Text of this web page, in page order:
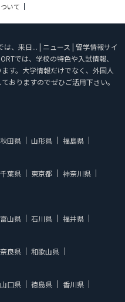
いて
、来日... | ニュース | 留学情報サイ
では、学校の特色や入試情報、
す。大学情報だけでなく、外国人
おりますのでぜひご活用下さい。
秋田県 山形県
福島県
千葉県 東京都
神奈川県
富山県 石川県
福井県
奈良県
和歌山県
山口県 徳島県
香川県